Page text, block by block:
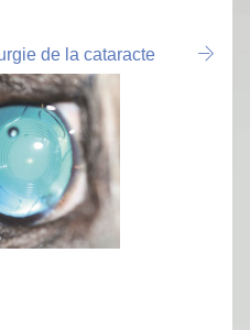
de la cataracte